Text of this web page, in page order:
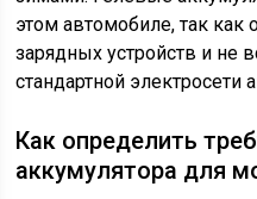
этом автомобиле, так как
зарядных устройств и не
стандартной электросети
Как определить
аккумулятора для